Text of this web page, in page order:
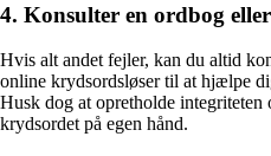
4. Konsulter en ordbog
Hvis alt andet fejler, kan du altid
online krydsordsløser til at hjælpe
Husk dog at opretholde integriteten
krydsordet på egen hånd.